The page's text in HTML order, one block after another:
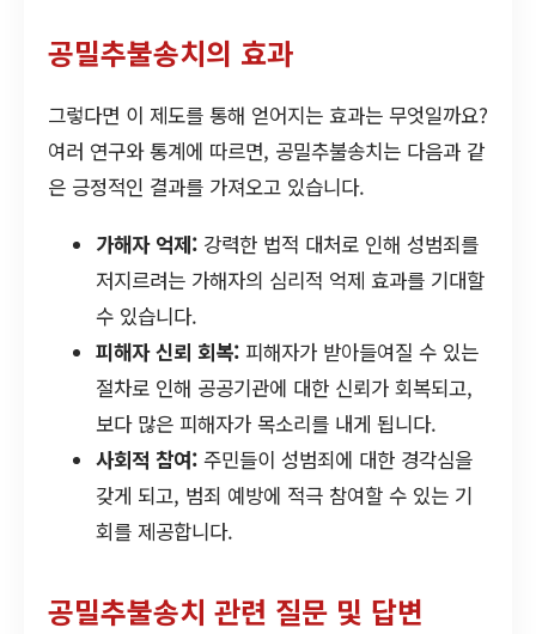
공밀추불송치의 효과
그렇다면 이 제도를 통해 얻어지는 효과는 무엇일까요?
여러 연구와 통계에 따르면, 공밀추불송치는 다음과 같
은 긍정적인 결과를 가져오고 있습니다.
가해자 억제: 강력한 법적 대처로 인해 성범죄를
저지르려는 가해자의 심리적 억제 효과를 기대할
수 있습니다.
피해자 신뢰 회복: 피해자가 받아들여질 수 있는
절차로 인해 공공기관에 대한 신뢰가 회복되고,
보다 많은 피해자가 목소리를 내게 됩니다.
사회적 참여: 주민들이 성범죄에 대한 경각심을
갖게 되고, 범죄 예방에 적극 참여할 수 있는 기
회를 제공합니다.
공밀추불송치 관련 질문 및 답변